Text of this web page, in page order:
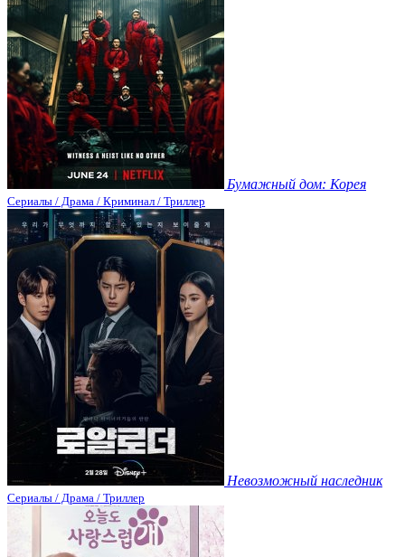
Бумажный дом: Корея
Сериалы / Драма / Криминал / Триллер
Невозможный наследник
Сериалы / Драма / Триллер